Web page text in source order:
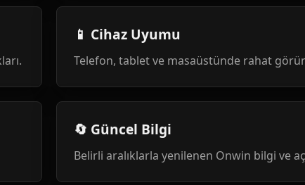
📱 Cihaz Uyumu
Telefon, tablet ve masaüstünde rahat
🔄 Güncel Bilgi
Belirli aralıklarla yenilenen Onwin bilgi ve